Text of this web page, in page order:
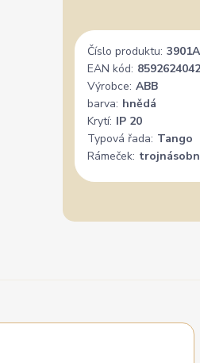
Číslo produktu:
EAN kód:
Výrobce: ABB
barva: hnědá
Krytí: IP 20
Typová řada: Tango
Rámeček: